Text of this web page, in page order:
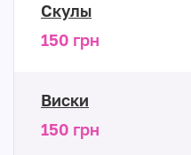
Скулы
150 грн
Виски
150 грн